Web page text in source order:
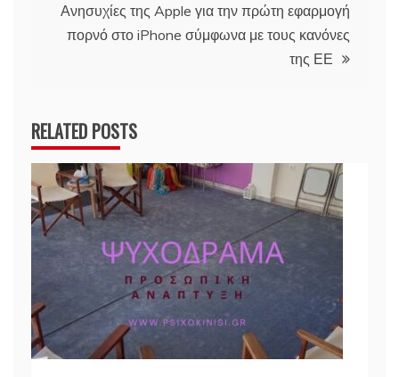
Ανησυχίες της Apple για την πρώτη εφαρμογή
πορνό στο iPhone σύμφωνα με τους κανόνες
της ΕΕ
RELATED POSTS